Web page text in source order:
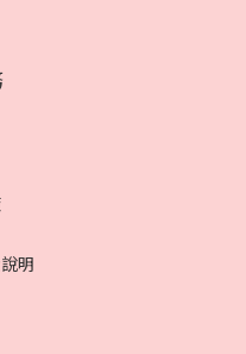
明